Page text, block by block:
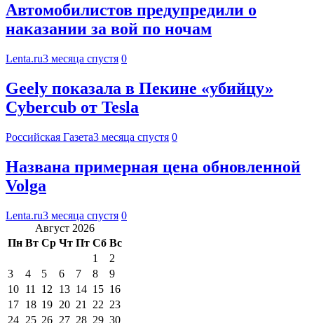
Автомобилистов предупредили о
наказании за вой по ночам
Lenta.ru3 месяца спустя 0
Geely показала в Пекине «убийцу»
Cybercub от Tesla
Российская Газета3 месяца спустя 0
Названа примерная цена обновленной
Volga
Lenta.ru3 месяца спустя 0
Август 2026
Пн Вт Ср Чт Пт Сб Вс
1
2
3
4 5 6 7 8
9
10 11 12 13 14 15 16
17 18 19 20 21 22 23
24 25 26 27 28 29 30